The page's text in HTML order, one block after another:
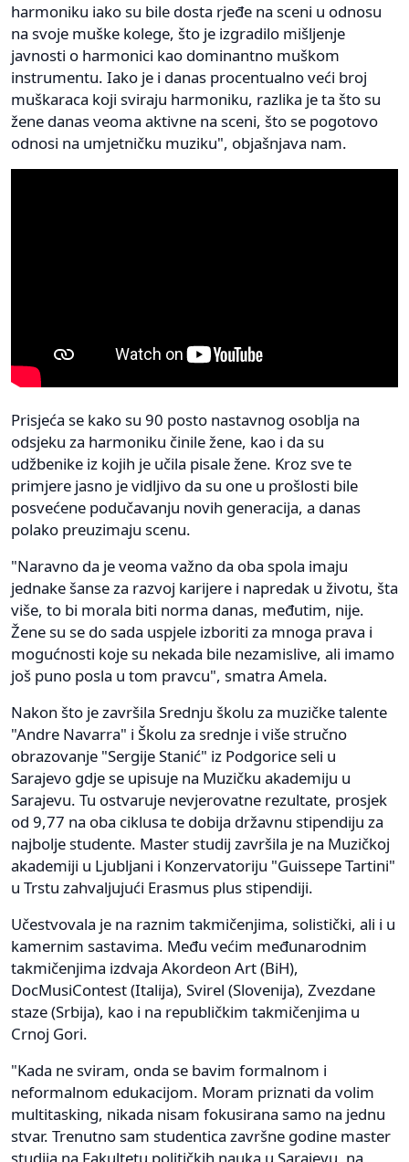
harmoniku iako su bile dosta rjeđe na sceni u odnosu
na svoje muške kolege, što je izgradilo mišljenje
javnosti o harmonici kao dominantno muškom
instrumentu. Iako je i danas procentualno veći broj
muškaraca koji sviraju harmoniku, razlika je ta što su
žene danas veoma aktivne na sceni, što se pogotovo
odnosi na umjetničku muziku", objašnjava nam.
Prisjeća se kako su 90 posto nastavnog osoblja na
odsjeku za harmoniku činile žene, kao i da su
udžbenike iz kojih je učila pisale žene. Kroz sve te
primjere jasno je vidljivo da su one u prošlosti bile
posvećene podučavanju novih generacija, a danas
polako preuzimaju scenu.
"Naravno da je veoma važno da oba spola imaju
jednake šanse za razvoj karijere i napredak u životu, šta
više, to bi morala biti norma danas, međutim, nije.
Žene su se do sada uspjele izboriti za mnoga prava i
mogućnosti koje su nekada bile nezamislive, ali imamo
još puno posla u tom pravcu", smatra Amela.
Nakon što je završila Srednju školu za muzičke talente
"Andre Navarra" i Školu za srednje i više stručno
obrazovanje "Sergije Stanić" iz Podgorice seli u
Sarajevo gdje se upisuje na Muzičku akademiju u
Sarajevu. Tu ostvaruje nevjerovatne rezultate, prosjek
od 9,77 na oba ciklusa te dobija državnu stipendiju za
najbolje studente. Master studij završila je na Muzičkoj
akademiji u Ljubljani i Konzervatoriju "Guissepe Tartini"
u Trstu zahvaljujući Erasmus plus stipendiji.
Učestvovala je na raznim takmičenjima, solistički, ali i u
kamernim sastavima. Među većim međunarodnim
takmičenjima izdvaja Akordeon Art (BiH),
DocMusiContest (Italija), Svirel (Slovenija), Zvezdane
staze (Srbija), kao i na republičkim takmičenjima u
Crnoj Gori.
"Kada ne sviram, onda se bavim formalnom i
neformalnom edukacijom. Moram priznati da volim
multitasking, nikada nisam fokusirana samo na jednu
stvar. Trenutno sam studentica završne godine master
studija na Fakultetu političkih nauka u Sarajevu, na